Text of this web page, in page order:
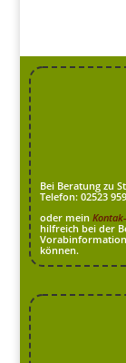
Bei Beratung zu
Telefon: 02523
oder mein
hilfreich bei der
können.